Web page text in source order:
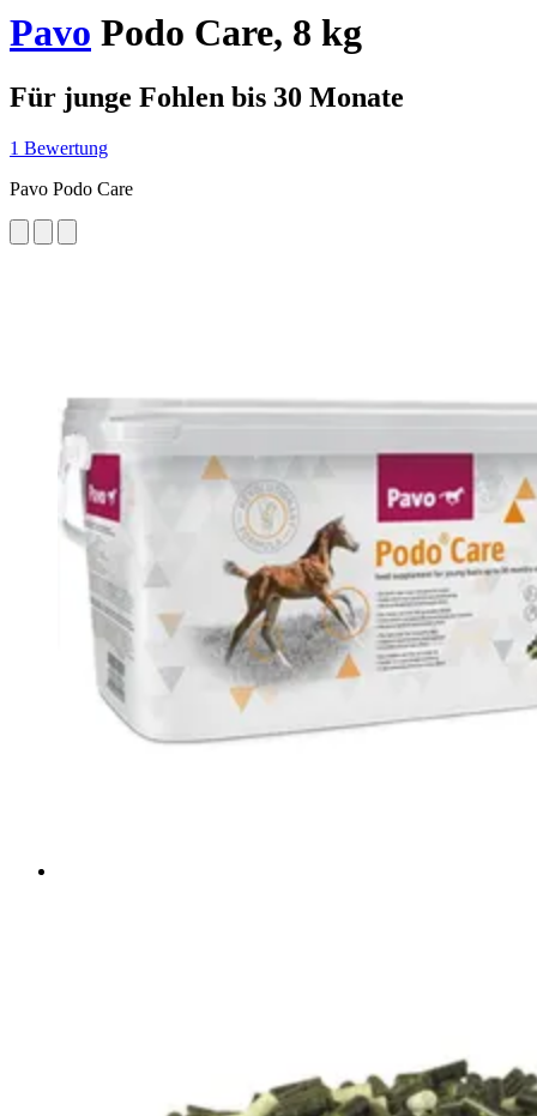
Pavo Podo Care, 8 kg
Für junge Fohlen bis 30 Monate
1 Bewertung
Pavo Podo Care